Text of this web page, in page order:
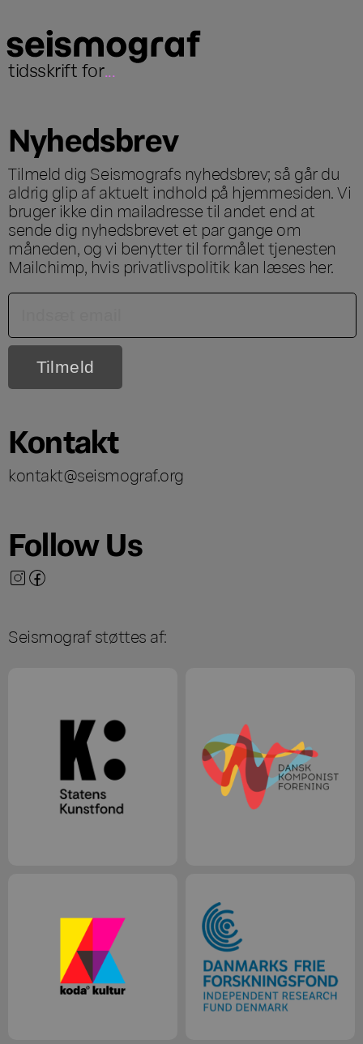
tidsskrift for...
Nyhedsbrev
Tilmeld dig Seismografs nyhedsbrev; så går du
aldrig glip af aktuelt indhold på hjemmesiden. Vi
bruger ikke din mailadresse til andet end at
sende dig nyhedsbrevet et par gange om
måneden, og vi benytter til formålet tjenesten
Mailchimp, hvis privatlivspolitik kan læses her.
Kontakt
kontakt@seismograf.org
Follow Us
Seismograf støttes af: